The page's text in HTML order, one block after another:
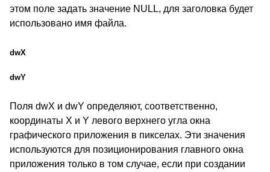
этом поле задать значение NULL, для заголовка будет
использовано имя файла.
dwX
dwY
Поля dwX и dwY определяют, соответственно,
координаты X и Y левого верхнего угла окна
графического приложения в пикселах. Эти значения
используются для позиционирования главного окна
приложения только в том случае, если при создании